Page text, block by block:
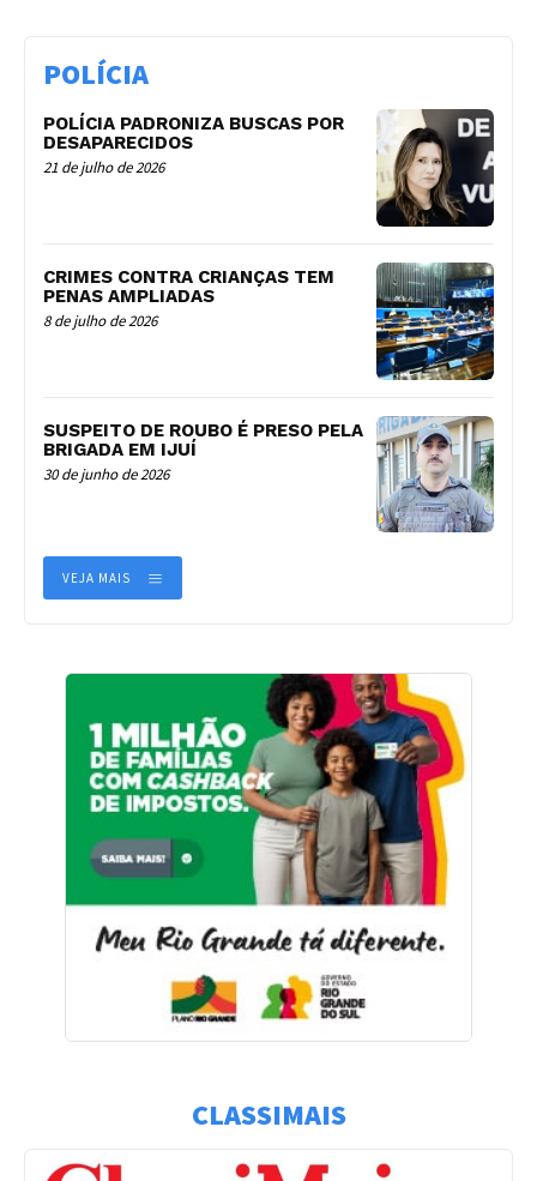
POLÍCIA
POLÍCIA PADRONIZA BUSCAS POR
DESAPARECIDOS
21 de julho de 2026
CRIMES CONTRA CRIANÇAS TEM
PENAS AMPLIADAS
8 de julho de 2026
SUSPEITO DE ROUBO É PRESO PELA
BRIGADA EM IJUÍ
30 de junho de 2026
VEJA MAIS
CLASSIMAIS